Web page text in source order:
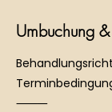
Umbuchung
⸻